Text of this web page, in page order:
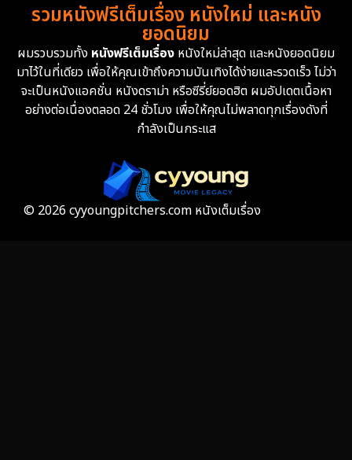
Family ครอบครัว 366
Fantasy จินตนาการ 332
Fiction 9
รวมหนังฟรีเต็มเรื่อง หนังใหม่ และหนัง
ยอดนิยม
ผมรวบรวมทั้ง หนังฟรีเต็มเรื่อง หนังใหม่ล่าสุด และหนังยอดนิยม
มาไว้ในที่เดียว เพื่อให้คุณเข้าถึงความบันเทิงได้ง่ายและรวดเร็ว ไม่ว่า
จะเป็นหนังแอคชั่น หนังดราม่า หรือซีรี่ย์ยอดฮิต ผมอัปเดตเนื้อหา
อย่างต่อเนื่องตลอด 24 ชั่วโมง เพื่อให้คุณไม่พลาดทุกเรื่องดังที่
กำลังเป็นกระแส
© 2026 cyyoungpitchers.com หนังเต็มเรื่อง